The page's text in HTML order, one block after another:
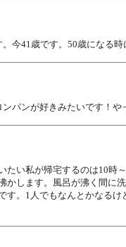
今41歳です。50歳になる
パンが好きみたいです！や
い私が帰宅するのは10時
します。風呂が沸く間に
。1人でもなんとかなる